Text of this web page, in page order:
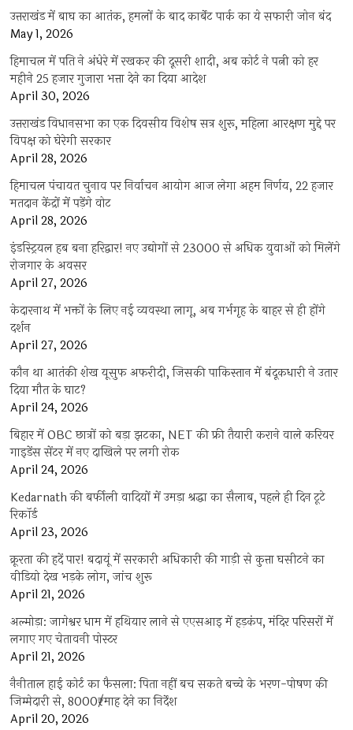
उत्तराखंड में बाघ का आतंक, हमलों के बाद कार्बेट पार्क का ये सफारी जोन बंद
May 1, 2026
हिमाचल में पति ने अंधेरे में रखकर की दूसरी शादी, अब कोर्ट ने पत्नी को हर
महीने 25 हजार गुजारा भत्ता देने का दिया आदेश
April 30, 2026
उत्तराखंड विधानसभा का एक दिवसीय विशेष सत्र शुरू, महिला आरक्षण मुद्दे पर
विपक्ष को घेरेगी सरकार
April 28, 2026
हिमाचल पंचायत चुनाव पर निर्वाचन आयोग आज लेगा अहम निर्णय, 22 हजार
मतदान केंद्रों में पड़ेंगे वोट
April 28, 2026
इंडस्ट्रियल हब बना हरिद्वार! नए उद्योगों से 23000 से अधिक युवाओं को मिलेंगे
रोजगार के अवसर
April 27, 2026
केदारनाथ में भक्तों के लिए नई व्यवस्था लागू, अब गर्भगृह के बाहर से ही होंगे
दर्शन
April 27, 2026
कौन था आतंकी शेख यूसुफ अफरीदी, जिसकी पाकिस्तान में बंदूकधारी ने उतार
दिया मौत के घाट?
April 24, 2026
बिहार में OBC छात्रों को बड़ा झटका, NET की फ्री तैयारी कराने वाले करियर
गाइडेंस सेंटर में नए दाखिले पर लगी रोक
April 24, 2026
Kedarnath की बर्फीली वादियों में उमड़ा श्रद्धा का सैलाब, पहले ही दिन टूटे
रिकॉर्ड
April 23, 2026
क्रूरता की हदें पार! बदायूं में सरकारी अधिकारी की गाड़ी से कुत्ता घसीटने का
वीडियो देख भड़के लोग, जांच शुरू
April 21, 2026
अल्मोड़ा: जागेश्वर धाम में हथियार लाने से एएसआइ में हड़कंप, मंदिर परिसरों में
लगाए गए चेतावनी पोस्टर
April 21, 2026
नैनीताल हाई कोर्ट का फैसला: पिता नहीं बच सकते बच्चे के भरण-पोषण की
जिम्मेदारी से, 8000₹/माह देने का निर्देश
April 20, 2026